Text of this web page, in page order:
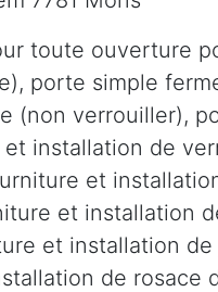
toute ouverture
porte simple
(non verrouiller),
installation de
et
et installation
et installation
de rosace